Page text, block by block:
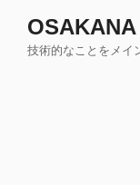
技術的なことをメイ